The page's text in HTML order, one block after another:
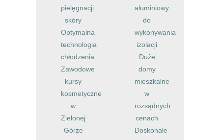
pielęgnacji
skóry
Optymalna
technologia
chłodzenia
Zawodowe
kursy
kosmetyczne
w
Zielonej
Górze
aluminiowy
do
wykonywania
izolacji
Duże
domy
mieszkalne
w
rozsądnych
cenach
Doskonałe